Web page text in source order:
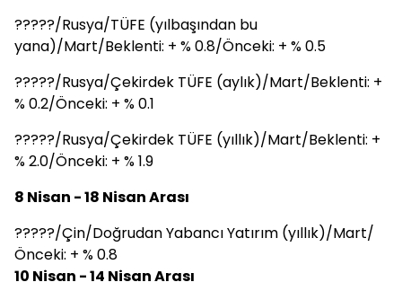
?????/Rusya/TÜFE (yılbaşından bu
yana)/Mart/Beklenti: + % 0.8/Önceki: + % 0.5
?????/Rusya/Çekirdek TÜFE (aylık)/Mart/Beklenti: +
% 0.2/Önceki: + % 0.1
?????/Rusya/Çekirdek TÜFE (yıllık)/Mart/Beklenti: +
% 2.0/Önceki: + % 1.9
8 Nisan - 18 Nisan Arası
?????/Çin/Doğrudan Yabancı Yatırım (yıllık)/Mart/
Önceki: + % 0.8
10 Nisan - 14 Nisan Arası